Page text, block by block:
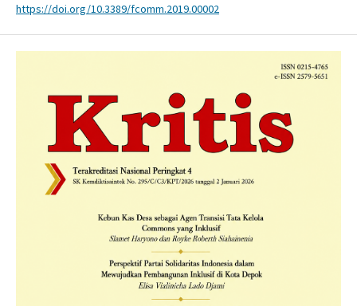
https://doi.org/10.3389/fcomm.2019.00002